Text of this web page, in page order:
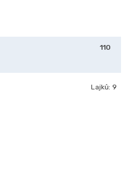
110
Lajků: 9